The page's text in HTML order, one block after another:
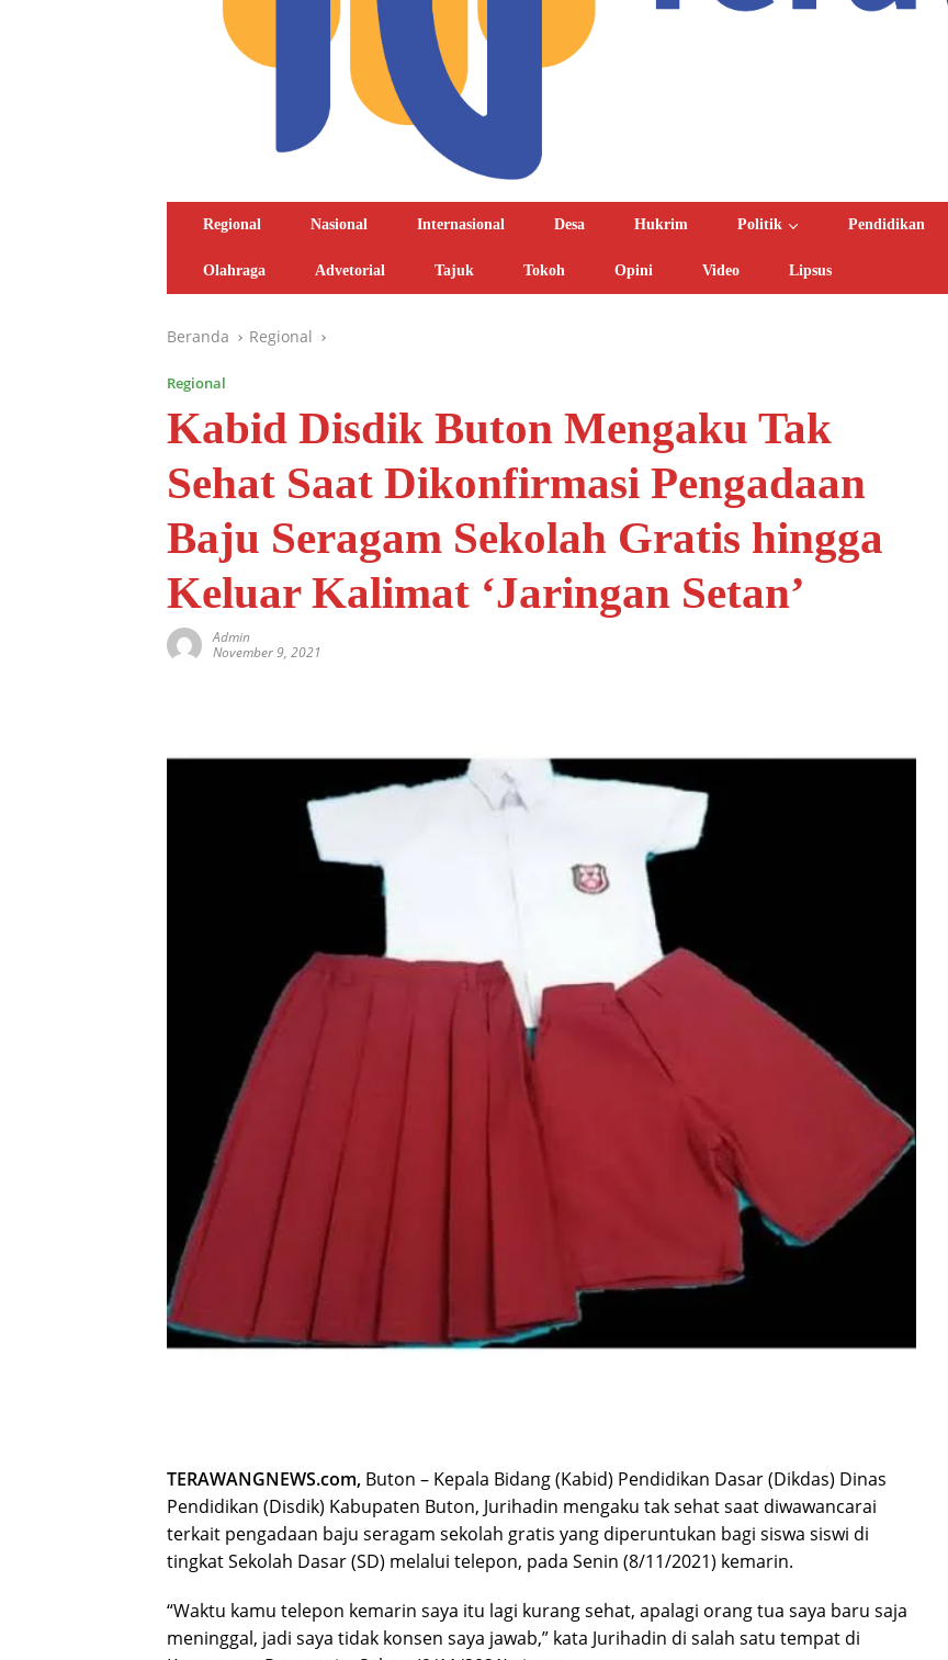
Regional Nasional Internasional Desa Hukrim Politik Pendidikan
Olahraga Advetorial Tajuk Tokoh Opini Video Lipsus
Beranda Regional
Regional
Kabid Disdik Buton Mengaku Tak
Sehat Saat Dikonfirmasi Pengadaan
Baju Seragam Sekolah Gratis hingga
Keluar Kalimat ‘Jaringan Setan’
Admin
November 9, 2021
TERAWANGNEWS.com, Buton – Kepala Bidang (Kabid) Pendidikan Dasar (Dikdas) Dinas
Pendidikan (Disdik) Kabupaten Buton, Jurihadin mengaku tak sehat saat diwawancarai
terkait pengadaan baju seragam sekolah gratis yang diperuntukan bagi siswa siswi di
tingkat Sekolah Dasar (SD) melalui telepon, pada Senin (8/11/2021) kemarin.
“Waktu kamu telepon kemarin saya itu lagi kurang sehat, apalagi orang tua saya baru saja
meninggal, jadi saya tidak konsen saya jawab,” kata Jurihadin di salah satu tempat di